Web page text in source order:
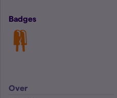
Badges
Over